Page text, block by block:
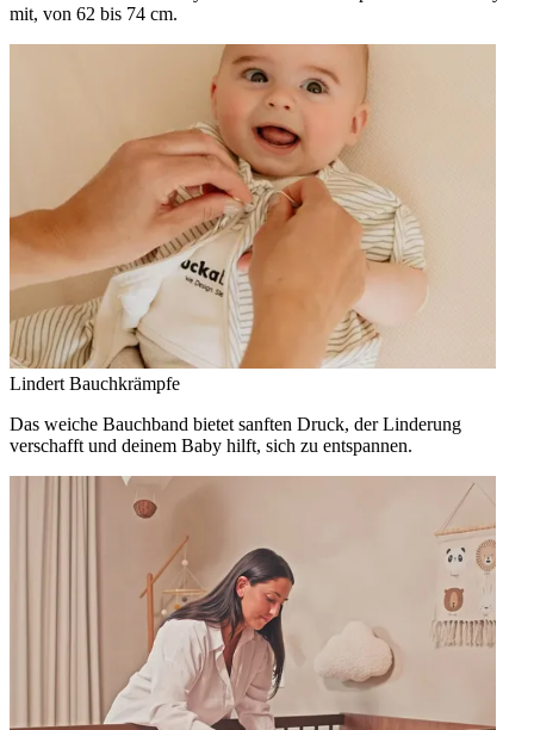
mit, von 62 bis 74 cm.
Lindert Bauchkrämpfe
Das weiche Bauchband bietet sanften Druck, der Linderung
verschafft und deinem Baby hilft, sich zu entspannen.